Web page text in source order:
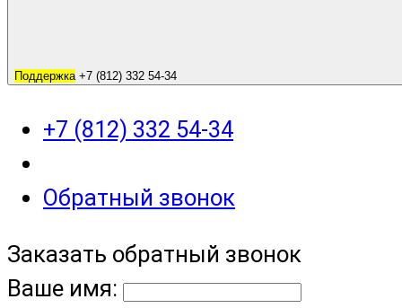
Поддержка +7 (812) 332 54-34
+7 (812) 332 54-34
Обратный звонок
Заказать обратный звонок
Ваше имя: